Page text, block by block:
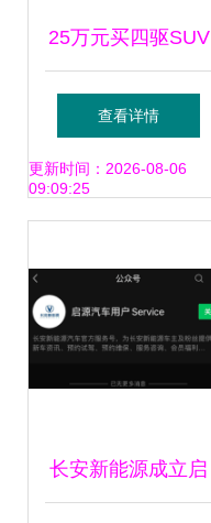
25万元买四驱SUV
硬派与城市型，新
车与二手车的抉择
查看详情
更新时间：2026-08-06
09:09:25
长安新能源成立启